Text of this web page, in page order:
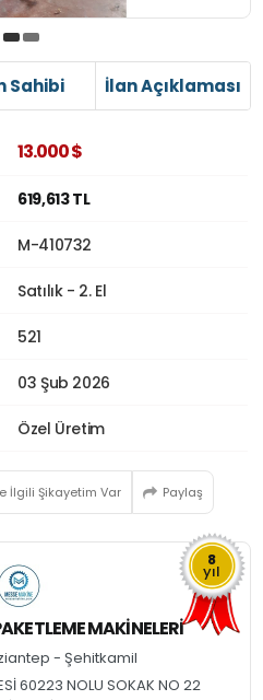
Sahibi İlan Açıklaması
13.000 $
619,613 TL
M-410732
Satılık - 2. El
521
03 Şub 2026
Özel Üretim
İlgili Şikayetim Var Paylaş
8
yıl
MAKINELERI
- Şehitkamil
60223 NOLU SOKAK NO 22